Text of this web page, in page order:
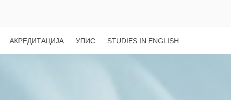
АКРЕДИТАЦИЈА УПИС STUDIES IN ENGLISH